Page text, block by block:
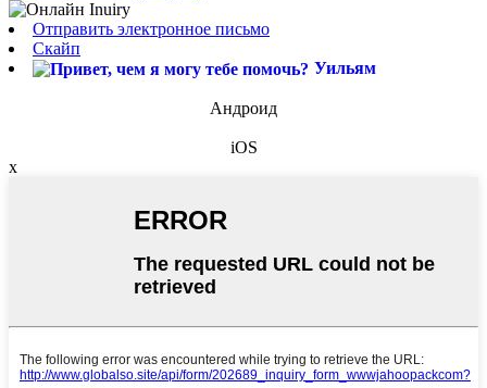
Отправить электронное письмо
Скайп
Уильям
Андроид
iOS
x